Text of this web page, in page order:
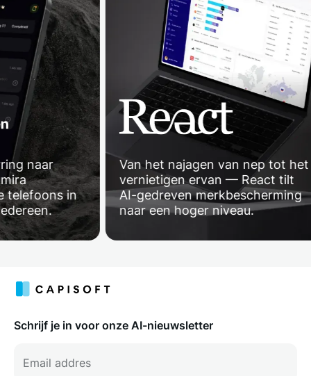
naar
in
Van het najagen van nep tot het
vernietigen ervan — React tilt
AI-gedreven merkbescherming
naar een hoger niveau.
Schrijf je in voor onze AI-nieuwsletter